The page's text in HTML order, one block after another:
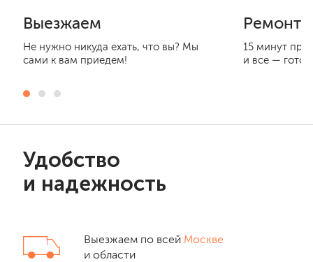
Выезжаем
Не нужно никуда ехать, что вы? Мы
сами к вам приедем!
15 минут
и все —
Удобство
и надежность
Выезжаем по всей Москве
и области